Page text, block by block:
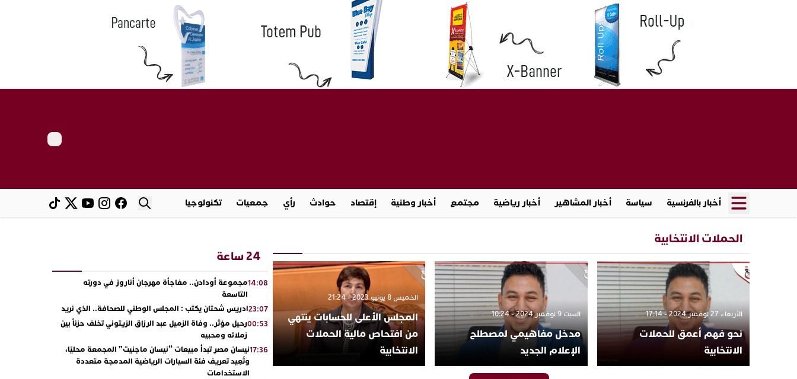
أخبار بالفرنسية سياسة أخبار المشاهير أخبار رياضية مجتمع أخبار وطنية إقتصاد حوادث رأي جمعيات تكنولوجيا
الحملات الانتخابية
الأربعاء 27 نوفمبر 2024 - 17:14
نحو فهم أعمق للحملات
الانتخابية
السبت 9 نوفمبر 2024 - 10:24
مدخل مفاهيمي لمصطلح
الإعلام الجديد
الخميس 8 يونيو 2023 - 21:24
المجلس الأعلى للحسابات ينتهي
من افتحاص مالية الحملات
الانتخابية
24 ساعة
14:08مجموعة أودادن.. مفاجأة مهرجان أناروز في دورته
التاسعة
23:07ادريس شحتان يكتب : المجلس الوطني للصحافة.. الذي نريد
00:53رحيل مؤثر.. وفاة الزميل عبد الرزاق الزيتوني تخلف حزناً بين
زملائه ومحبيه
17:36نيسان مصر تبدأ مبيعات “نيسان ماجنيت” المجمعة محليًا،
وتُعِيد تعريف فئة السيارات الرياضية المدمجة متعددة
الاستخدامات